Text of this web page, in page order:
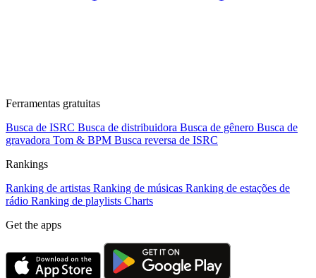
Ferramentas gratuitas
Busca de ISRC Busca de distribuidora Busca de gênero Busca de
gravadora Tom & BPM Busca reversa de ISRC
Rankings
Ranking de artistas Ranking de músicas Ranking de estações de
rádio Ranking de playlists Charts
Get the apps